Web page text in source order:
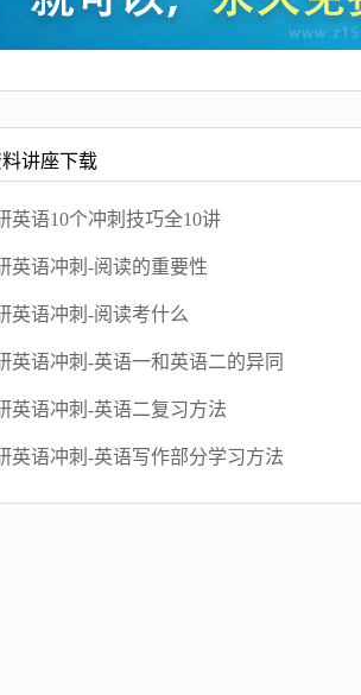
讲座下载
英语10个冲刺技巧全10讲
英语冲刺-阅读的重要性
英语冲刺-阅读考什么
英语冲刺-英语一和英语二的异同
英语冲刺-英语二复习方法
英语冲刺-英语写作部分学习方法